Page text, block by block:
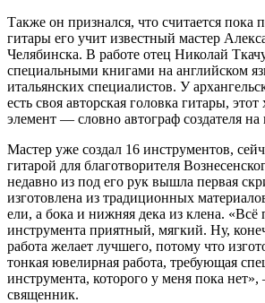
Также он признался, что считается пока
гитары его учит известный мастер
Челябинска. В работе отец Николай
специальными книгами на английском
итальянских специалистов. У
есть своя авторская головка гитары,
элемент — словно автограф создателя на
Мастер уже создал 16 инструментов,
гитарой для благотворителя
недавно из под его рук вышла первая
изготовлена из традиционных
ели, а бока и нижняя дека из клена. «Всё
инструмента приятный, мягкий. Ну,
работа желает лучшего, потому что
тонкая ювелирная работа, требующая
инструмента, которого у меня пока
священник.